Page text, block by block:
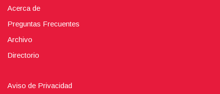
Acerca de
Preguntas Frecuentes
Archivo
Directorio
Aviso de Privacidad